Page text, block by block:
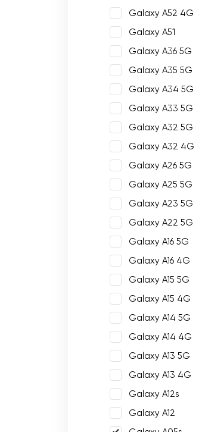
Galaxy A52 4G
Galaxy A51
Galaxy A36 5G
Galaxy A35 5G
Galaxy A34 5G
Galaxy A33 5G
Galaxy A32 5G
Galaxy A32 4G
Galaxy A26 5G
Galaxy A25 5G
Galaxy A23 5G
Galaxy A22 5G
Galaxy A16 5G
Galaxy A16 4G
Galaxy A15 5G
Galaxy A15 4G
Galaxy A14 5G
Galaxy A14 4G
Galaxy A13 5G
Galaxy A13 4G
Galaxy A12s
Galaxy A12